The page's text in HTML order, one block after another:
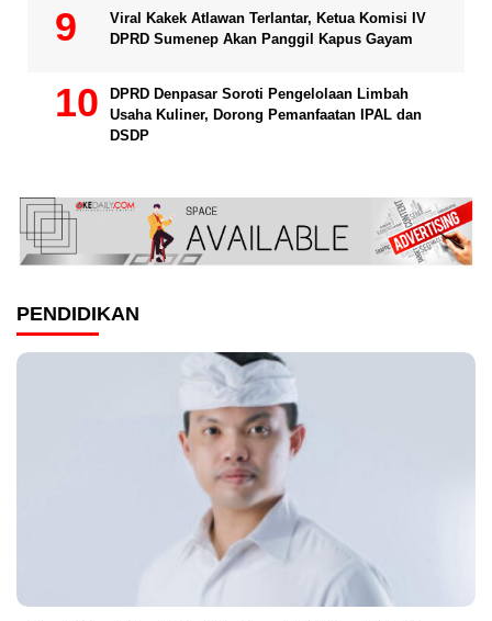
Viral Kakek Atlawan Terlantar, Ketua Komisi IV
DPRD Sumenep Akan Panggil Kapus Gayam
DPRD Denpasar Soroti Pengelolaan Limbah
Usaha Kuliner, Dorong Pemanfaatan IPAL dan
DSDP
PENDIDIKAN